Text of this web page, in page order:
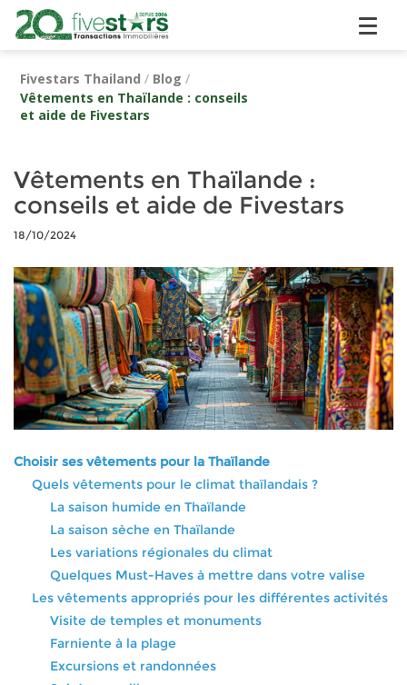
Fivestars Thailand / Blog /
Vêtements en Thaïlande : conseils
et aide de Fivestars
Vêtements en Thaïlande :
conseils et aide de Fivestars
18/10/2024
Choisir ses vêtements pour la Thaïlande
Quels vêtements pour le climat thaïlandais ?
La saison humide en Thaïlande
La saison sèche en Thaïlande
Les variations régionales du climat
Quelques Must-Haves à mettre dans votre valise
Les vêtements appropriés pour les différentes activités
Visite de temples et monuments
Farniente à la plage
Excursions et randonnées